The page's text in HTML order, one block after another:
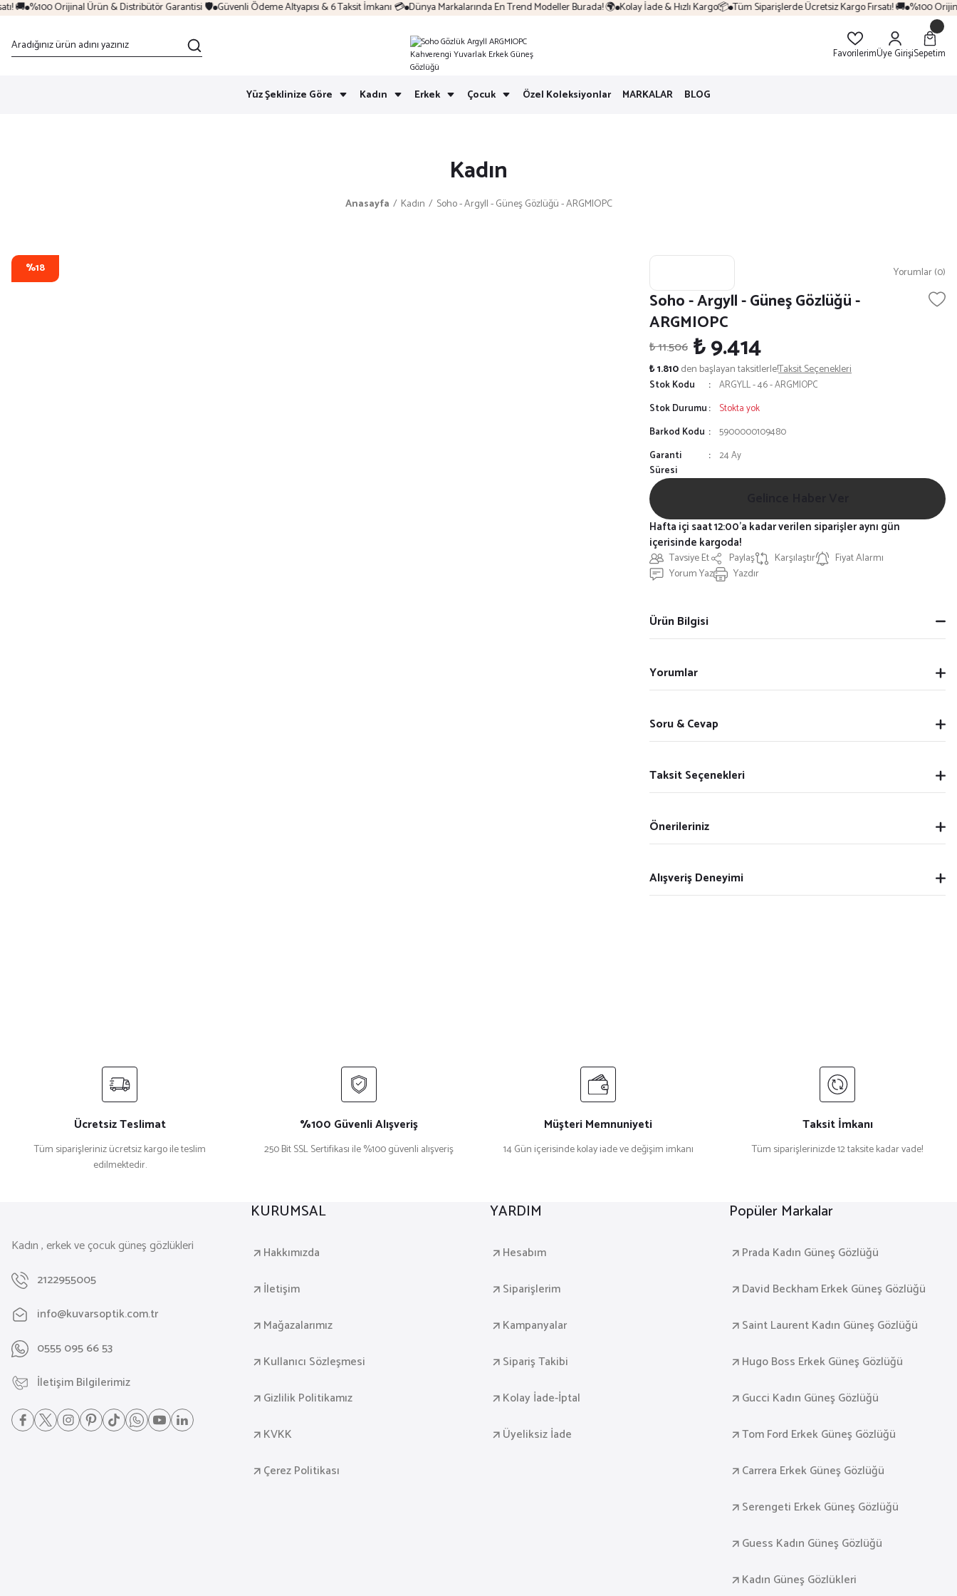
%100 Orijinal Ürün & Distribütör Garantisi 🛡️ Güvenli Ödeme Altyapısı & 6 Taksit İmkanı 💳 Dünya Markalarında En Trend Modeller Burada! 🌍 Kolay İade & Hızlı Kargo📦 Tüm Siparişlerde Ücretsiz Kargo Fırsatı! 🚚 %100 Orijinal
FavorilerimÜye GirişiSepetim
Yüz Şeklinize Göre Kadın Erkek Çocuk Özel Koleksiyonlar MARKALAR BLOG
Kadın
Anasayfa Kadın Soho - Argyll - Güneş Gözlüğü - ARGMIOPC
%18 Yorumlar (0)
Soho - Argyll - Güneş Gözlüğü -
ARGMIOPC
₺ 11.506 ₺ 9.414
₺ 1.810den başlayan taksitlerle!Taksit Seçenekleri
Stok Kodu
ARGYLL - 46 - ARGMIOPC
Stok Durumu
Stokta yok
Barkod Kodu
5900000109480
Garanti
Süresi
24 Ay
Tavsiye Et Paylaş Karşılaştır
Fiyat Alarmı
Yorum Yaz
Yazdır
Hafta içi saat 12:00'a kadar verilen siparişler aynı gün
içerisinde kargoda!
Ürün Bilgisi
Yorumlar
Soru & Cevap
Taksit Seçenekleri
Önerileriniz
Alışveriş Deneyimi
Ücretsiz Teslimat
Tüm siparişleriniz ücretsiz kargo ile teslim
edilmektedir.
%100 Güvenli Alışveriş
250 Bit SSL Sertifikası ile %100 güvenli alışveriş
Müşteri Memnuniyeti
14 Gün içerisinde kolay iade ve değişim imkanı
Taksit İmkanı
Tüm siparişlerinizde 12 taksite kadar vade!
Kadın , erkek ve çocuk güneş gözlükleri
2122955005
info@kuvarsoptik.com.tr
0555 095 66 53
İletişim Bilgilerimiz
KURUMSAL
Hakkımızda
İletişim
Mağazalarımız
Kullanıcı Sözleşmesi
Gizlilik Politikamız
KVKK
Çerez Politikası
YARDIM
Hesabım
Siparişlerim
Kampanyalar
Sipariş Takibi
Kolay İade-İptal
Üyeliksiz İade
Popüler Markalar
Prada Kadın Güneş Gözlüğü
David Beckham Erkek Güneş Gözlüğü
Saint Laurent Kadın Güneş Gözlüğü
Hugo Boss Erkek Güneş Gözlüğü
Gucci Kadın Güneş Gözlüğü
Tom Ford Erkek Güneş Gözlüğü
Carrera Erkek Güneş Gözlüğü
Serengeti Erkek Güneş Gözlüğü
Guess Kadın Güneş Gözlüğü
Kadın Güneş Gözlükleri